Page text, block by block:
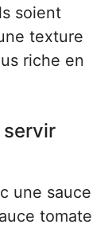
soient
texture
riche en
servir
une sauce
tomate